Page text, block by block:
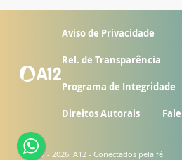
Aviso de Privacidade
Rel. de Transparência
Programa de Integridade
Direitos Autorais
© 2007 - 2026. A12 - Conectados pela fé.